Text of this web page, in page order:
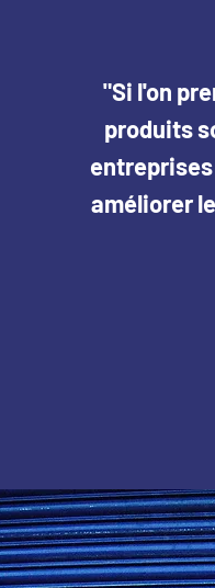
"Si l'on
produits
améliorer
"Si l'on
produits
améliorer